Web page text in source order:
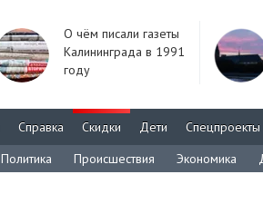
О чём писали газеты
Калининграда в 1991
году
Справка Скидки Дети Спецпроекты
Политика Происшествия Экономика